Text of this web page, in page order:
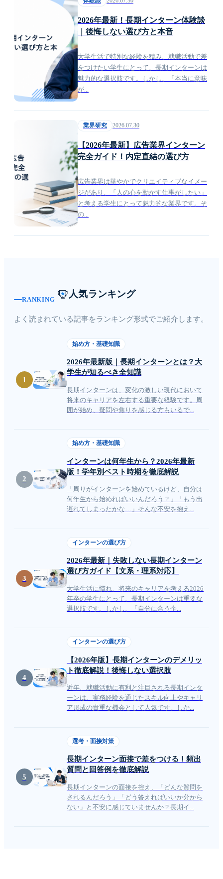
2026年最新！長期インターン体験談
｜後悔しない選び方と本音
大学生活で特別な経験を積み、就職活動で差
をつけたい学生にとって、長期インターンは
魅力的な選択肢です。しかし、「本当に意味
が...
業界研究 2026.07.30
【2026年最新】広告業界インターン
完全ガイド！内定直結の選び方
広告業界は華やかでクリエイティブなイメー
ジがあり、「人の心を動かす仕事がしたい」
と考える学生にとって魅力的な業界です。そ
の...
RANKING
人気ランキング
よく読まれている記事をランキング形式でご紹介します。
1
始め方・基礎知識
2026年最新版｜長期インターンとは？大
学生が知るべき全知識
長期インターンは、変化の激しい現代において
将来のキャリアを左右する重要な経験です。周
囲が始め、疑問や焦りを感じる方もいるで...
2
始め方・基礎知識
インターンは何年生から？2026年最新
版！学年別ベスト時期を徹底解説
「周りがインターンを始めているけど、自分は
何年生から始めればいいんだろう？」「もう出
遅れてしまったかな…」そんな不安を抱え...
3
インターンの選び方
2026年最新｜失敗しない長期インターン
選び方ガイド【文系・理系対応】
大学生活に慣れ、将来のキャリアを考える2026
年卒の学生にとって、長期インターンは重要な
選択肢です。しかし、「自分に合う企...
4
インターンの選び方
【2026年版】長期インターンのデメリッ
ト徹底解説！後悔しない選択肢
近年、就職活動に有利と注目される長期インタ
ーンは、実務経験を通じたスキル向上やキャリ
ア形成の貴重な機会として人気です。しか...
5
選考・面接対策
長期インターン面接で差をつける！頻出
質問と回答例を徹底解説
長期インターンの面接を控え、「どんな質問を
されるんだろう」「どう答えればいいか分から
ない」と不安に感じていませんか？長期イ...